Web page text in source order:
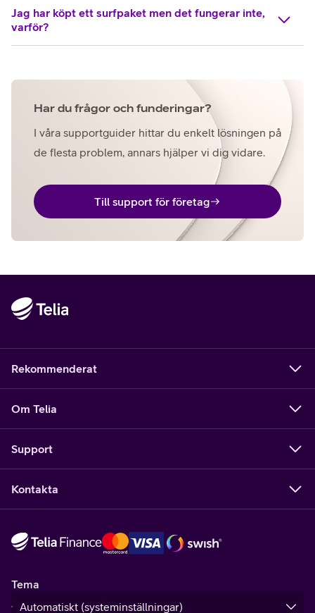
Jag har köpt ett surfpaket men det fungerar inte,
varför?
Har du frågor och funderingar?
I våra supportguider hittar du enkelt lösningen på
de flesta problem, annars hjälper vi dig vidare.
Till support för företag
Rekommenderat
Om Telia
Support
Kontakta
Tema